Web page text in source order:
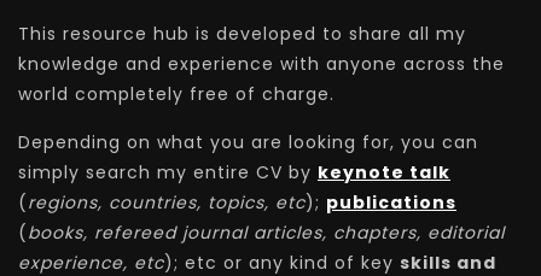
This resource hub is developed to share all my
knowledge and experience with anyone across the
world completely free of charge.
Depending on what you are looking for, you can
simply search my entire CV by keynote talk
(regions, countries, topics, etc); publications
(books, refereed journal articles, chapters, editorial
experience, etc); etc or any kind of key skills and